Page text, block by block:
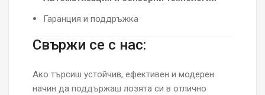
Гаранция и поддръжка
Свържи се с нас:
Ако търсиш устойчив, ефективен и модерен
начин да поддържаш лозята си в отлично